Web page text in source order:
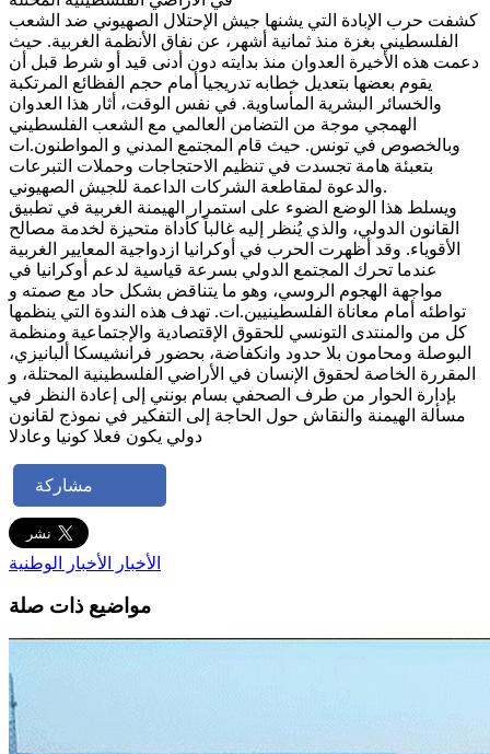
كشفت حرب الإبادة التي يشنها جيش الإحتلال الصهيوني ضد الشعب
الفلسطيني بغزة منذ ثمانية أشهر، عن نفاق الأنظمة الغربية. حيث
دعمت هذه الأخيرة العدوان منذ بدايته دون أدنى قيد أو شرط قبل أن
يقوم بعضها بتعديل خطابه تدريجيا أمام حجم الفظائع المرتكبة
والخسائر البشرية المأساوية. في نفس الوقت، أثار هذا العدوان
الهمجي موجة من التضامن العالمي مع الشعب الفلسطيني
وبالخصوص في تونس. حيث قام المجتمع المدني و المواطنون.ات
بتعبئة هامة تجسدت في تنظيم الاحتجاجات وحملات التبرعات
والدعوة لمقاطعة الشركات الداعمة للجيش الصهيوني.
ويسلط هذا الوضع الضوء على استمرار الهيمنة الغربية في تطبيق
القانون الدولي، والذي يُنظر إليه غالباً كأداة متحيزة لخدمة مصالح
الأقوياء. وقد أظهرت الحرب في أوكرانيا ازدواجية المعايير الغربية
عندما تحرك المجتمع الدولي بسرعة قياسية لدعم أوكرانيا في
مواجهة الهجوم الروسي، وهو ما يتناقض بشكل حاد مع صمته و
تواطئه أمام معاناة الفلسطينيين.ات. تهدف هذه الندوة التي ينظمها
كل من والمنتدى التونسي للحقوق الإقتصادية والإجتماعية ومنظمة
البوصلة ومحامون بلا حدود وانكفاضة، بحضور فرانشيسكا ألبانيزي،
المقررة الخاصة لحقوق الإنسان في الأراضي الفلسطينية المحتلة، و
بإدارة الحوار من طرف الصحفي بسام بونني إلى إعادة النظر في
مسألة الهيمنة والنقاش حول الحاجة إلى التفكير في نموذج لقانون
دولي يكون فعلا كونيا وعادلا
مشاركة
الأخبار الأخبار الوطنية
مواضيع ذات صلة